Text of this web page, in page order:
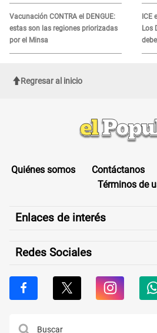
Vacunación CONTRA el DENGUE:
estas son las regiones priorizadas
por el Minsa
ICE
Los
Regresar al inicio
Quiénes somos Contáctanos
Términos de
Enlaces de interés
Redes Sociales